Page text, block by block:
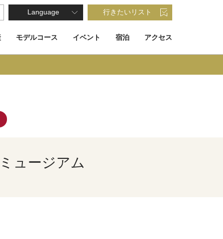
Language 行きたいリスト
モデルコース イベント 宿泊 アクセス
ュージアム